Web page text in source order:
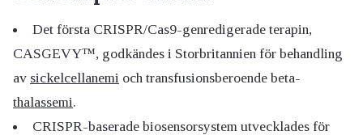
Det första CRISPR/Cas9-genredigerade terapin,
CASGEVY™, godkändes i Storbritannien för behandling
av sickelcellanemi och transfusionsberoende beta-
thalassemi.
CRISPR-baserade biosensorsystem utvecklades för